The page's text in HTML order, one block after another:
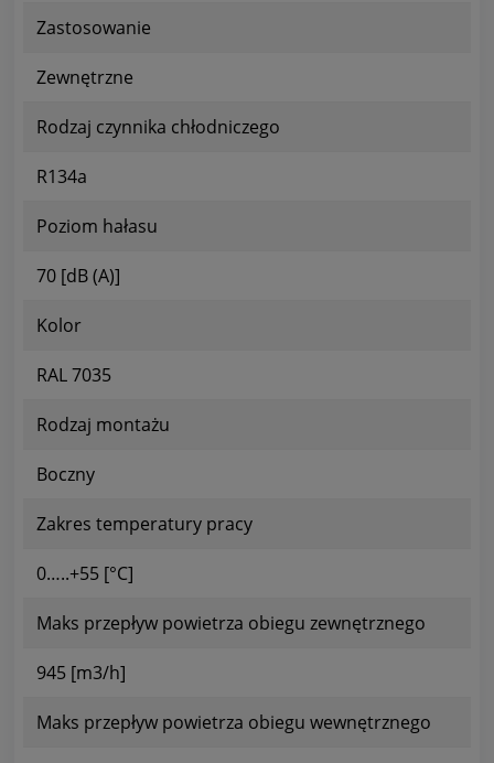
Zastosowanie
Zewnętrzne
Rodzaj czynnika chłodniczego
R134a
Poziom hałasu
70 [dB (A)]
Kolor
RAL 7035
Rodzaj montażu
Boczny
Zakres temperatury pracy
0…..+55 [°C]
Maks przepływ powietrza obiegu zewnętrznego
945 [m3/h]
Maks przepływ powietrza obiegu wewnętrznego